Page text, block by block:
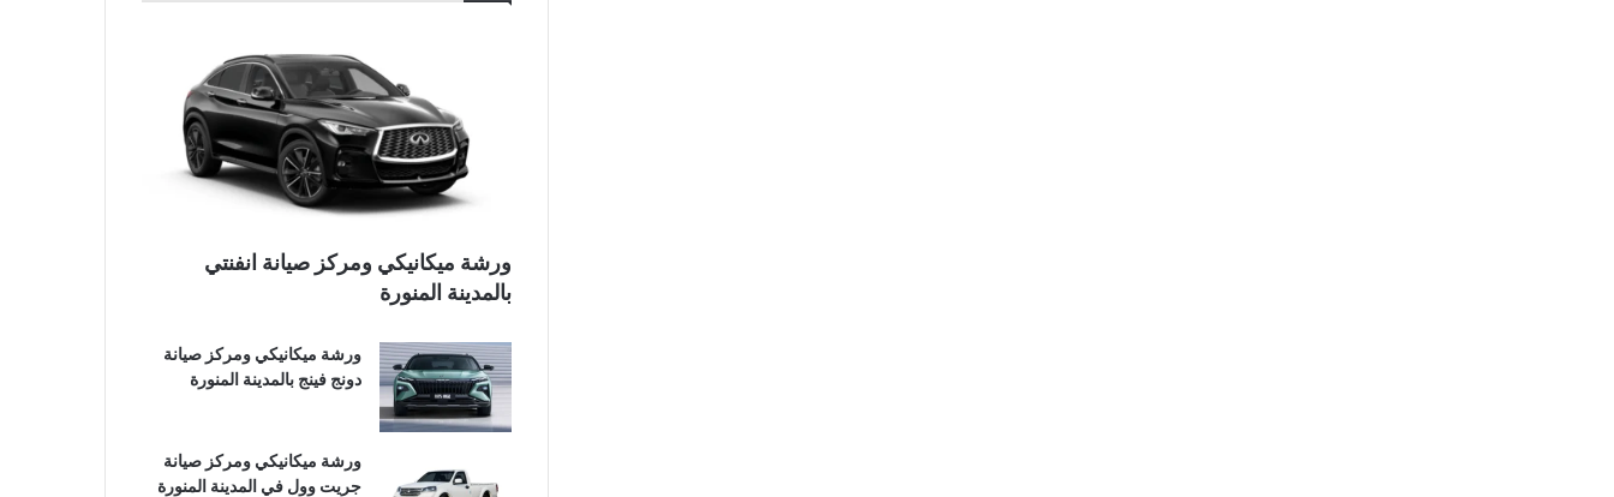
ورشة ميكانيكي ومركز صيانة انفنتي
بالمدينة المنورة
ورشة ميكانيكي ومركز صيانة
دونج فينج بالمدينة المنورة
ورشة ميكانيكي ومركز صيانة
جريت وول في المدينة المنورة